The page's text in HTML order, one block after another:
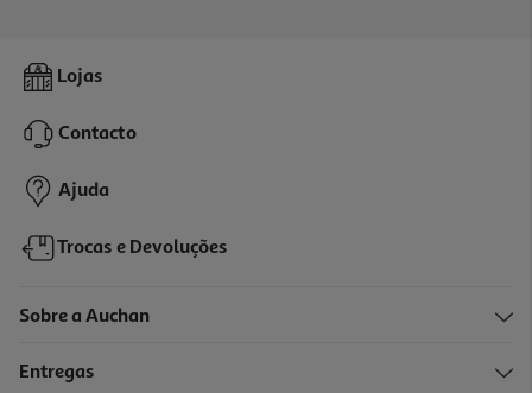
Lojas
Contacto
Ajuda
Trocas e Devoluções
Sobre a Auchan
Entregas